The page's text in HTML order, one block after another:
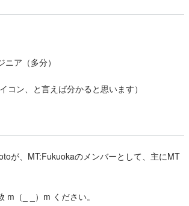
ア（多分）
ン、と言えば分かると思います）
が、MT:Fukuokaのメンバーとして、主にMT
（_ _）m ください。